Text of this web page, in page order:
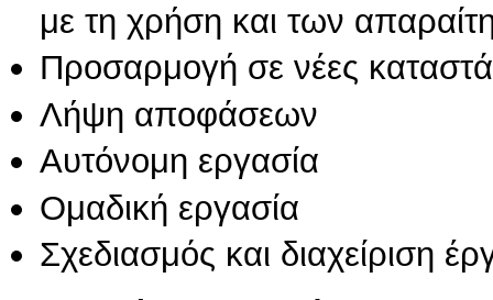
με τη χρήση και των
Προσαρμογή σε νέες
Λήψη αποφάσεων
Αυτόνομη εργασία
Ομαδική εργασία
Σχεδιασμός και διαχείριση